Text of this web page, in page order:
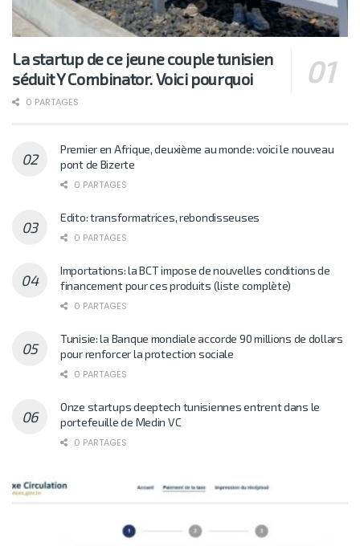
La startup de ce jeune couple tunisien
séduit Y Combinator. Voici pourquoi
0 PARTAGES
Premier en Afrique, deuxième au monde: voici le nouveau
pont de Bizerte
0 PARTAGES
Edito: transformatrices, rebondisseuses
0 PARTAGES
Importations: la BCT impose de nouvelles conditions de
financement pour ces produits (liste complète)
0 PARTAGES
Tunisie: la Banque mondiale accorde 90 millions de dollars
pour renforcer la protection sociale
0 PARTAGES
Onze startups deeptech tunisiennes entrent dans le
portefeuille de Medin VC
0 PARTAGES